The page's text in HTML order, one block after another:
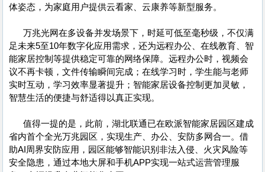
体姿态，为家庭用户提供云看家、云康养等新型服务。
万兆光网在多设备并发场景下，时延可低至毫秒级，不仅满
足未来5至10年数字化应用需求，还为远程办公、在线教育、智
能家居控制等提供稳定可靠的网络保障。远程办公时，视频会
议不再卡顿，文件传输瞬间完成；在线学习时，学生能与老师
实时互动，学习效率显著提升；智能家居设备控制更加灵敏，
智慧生活的便捷与舒适得以真正实现。
值得一提的是，此前，湖北联通已在欧派智能家居园区建成
省内首个全光万兆园区，实现生产、办公、安防多网合一。借
助AI周界安防应用，园区能够智能识别非法入侵、火灾风险等
安全隐患，通过本地大屏和手机APP实现一站式运营管理服